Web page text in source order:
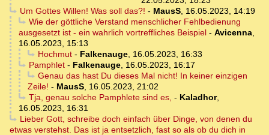
Um Gottes Willen! Was soll das?! - MausS, 16.05.2023, 14:19
Wie der göttliche Verstand menschlicher Fehlbedienung
ausgesetzt ist - ein wahrlich vortreffliches Beispiel - Avicenna,
16.05.2023, 15:13
Hochmut- Falkenauge, 16.05.2023, 16:33
Pamphlet- Falkenauge, 16.05.2023, 16:17
Genau das hast Du dieses Mal nicht! In keiner einzigen
Zeile! - MausS, 16.05.2023, 21:02
Tja, genau solche Pamphlete sind es, - Kaladhor,
16.05.2023, 16:31
Lieber Gott, schreibe doch einfach über Dinge, von denen du
etwas verstehst. Das ist ja entsetzlich, fast so als ob du dich in